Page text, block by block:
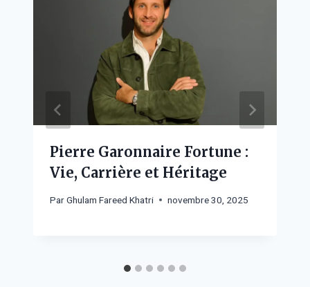
Pierre Garonnaire Fortune :
Vie, Carrière et Héritage
ParGhulam Fareed Khatri novembre 30, 2025